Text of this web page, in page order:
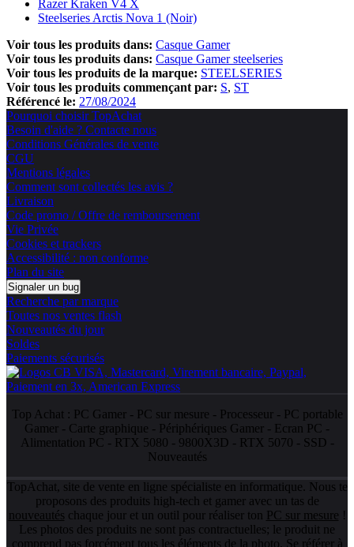
Razer Kraken V4 X
Steelseries Arctis Nova 1 (Noir)
Voir tous les produits dans: Casque Gamer
Voir tous les produits dans: Casque Gamer steelseries
Voir tous les produits de la marque: STEELSERIES
Voir tous les produits commençant par: S ST
Référencé le: 27/08/2024
Pourquoi choisir TopAchat
Besoin d'aide ? Contacte nous
Conditions Générales de vente
CGU
Mentions légales
Comment sont collectés les avis ?
Livraison
Code promo / Offre de remboursement
Vie Privée
Cookies et trackers
Accessibilité : non conforme
Plan du site
Signaler un bug
Recherche par marque
Toutes nos ventes flash
Nouveautés du jour
Soldes
Paiements sécurisés
Top Achat : PC Gamer- PC sur mesure - Processeur- PC portable
Gamer - Carte graphique - Périphériques Gamer - Ecran PC -
Alimentation PC - RTX 5080 - 9800X3D - RTX 5070 - SSD -
Nouveautés
TopAchat, site de vente en ligne spécialiste en informatique. Nous te
proposons des produits high-tech et gamer avec un tas de
nouveautés chaque jour et un outil pour réaliser ton PC sur mesure !
Les photos des produits ne sont pas contractuelles; le produit ne
comprend pas forcément tous les éléments de la photo. Se référer à